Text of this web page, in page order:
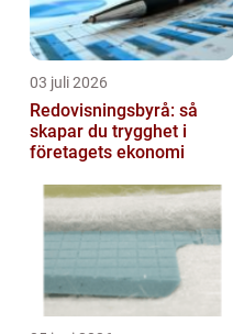
03 juli 2026
Redovisningsbyrå: så
skapar du trygghet i
företagets ekonomi